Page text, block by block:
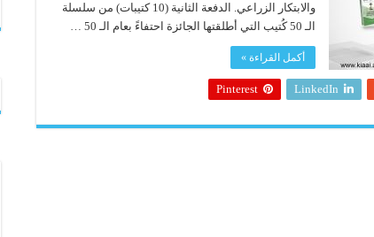
والابتكار الزراعي. الدفعة الثانية (10 كتيبات) من سلسلة
الـ 50 كُتيب التي أطلقتها الجائزة احتفاءً بعام الـ 50 …
أكمل القراءة »
LinkedIn
Pinterest